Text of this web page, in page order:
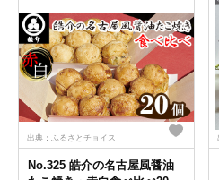
出典：ふるさとチョイス
No.325 皓介の名古屋風醤油